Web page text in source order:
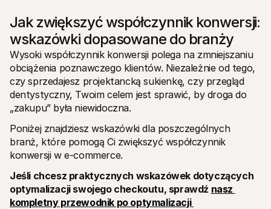
Jak zwiększyć współczynnik konwersji:
wskazówki dopasowane do branży
Wysoki współczynnik konwersji polega na zmniejszaniu
obciążenia poznawczego klientów. Niezależnie od tego,
czy sprzedajesz projektancką sukienkę, czy przegląd
dentystyczny, Twoim celem jest sprawić, by droga do
„zakupu” była niewidoczna.
Poniżej znajdziesz wskazówki dla poszczególnych
branż, które pomogą Ci zwiększyć współczynnik
konwersji w e-commerce.
Jeśli chcesz praktycznych wskazówek dotyczących
optymalizacji swojego checkoutu, sprawdź nasz
kompletny przewodnik po optymalizacji